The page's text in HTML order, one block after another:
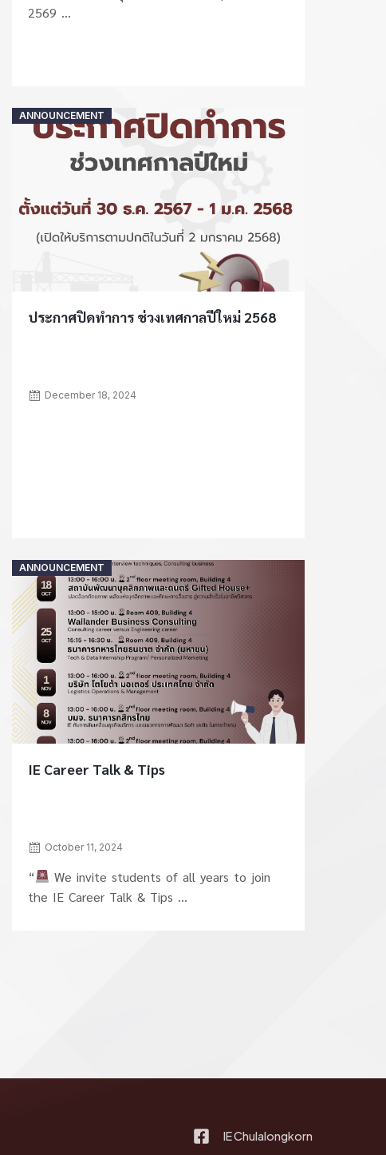
2569 ...
ANNOUNCEMENT
ประกาศปิดทำการ ช่วงเทศกาลปีใหม่ 2568
Posted
on
December 18, 2024
ANNOUNCEMENT
IE Career Talk & Tips
Posted
on
October 11, 2024
“
We invite students of all years to join
the IE Career Talk & Tips ...
IE Chulalongkorn